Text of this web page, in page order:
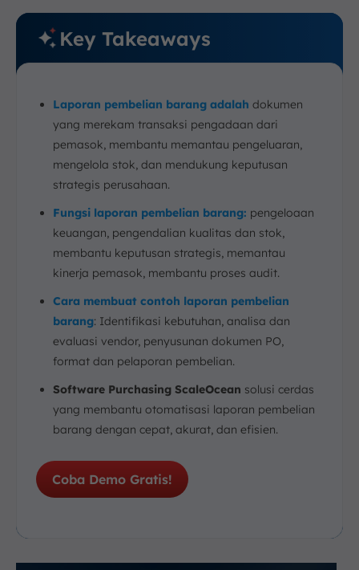
Key Takeaways
Laporan pembelian barang adalah dokumen
yang merekam transaksi pengadaan dari
pemasok, membantu memantau pengeluaran,
mengelola stok, dan mendukung keputusan
strategis perusahaan.
Fungsi laporan pembelian barang: pengeloaan
keuangan, pengendalian kualitas dan stok,
membantu keputusan strategis, memantau
kinerja pemasok, membantu proses audit.
Cara membuat contoh laporan pembelian
barang: Identifikasi kebutuhan, analisa dan
evaluasi vendor, penyusunan dokumen PO,
format dan pelaporan pembelian.
Software Purchasing ScaleOcean solusi cerdas
yang membantu otomatisasi laporan pembelian
barang dengan cepat, akurat, dan efisien.
Coba Demo Gratis!